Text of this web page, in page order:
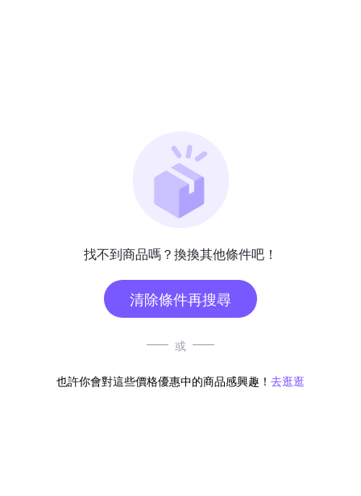
找不到商品嗎？換換其他條件吧！
清除條件再搜尋
或
也許你會對這些價格優惠中的商品感興趣！ 去逛逛